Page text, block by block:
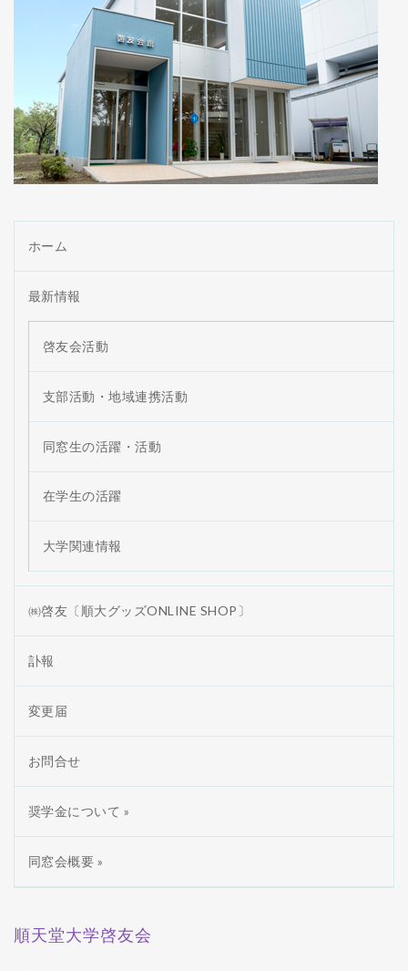
ホーム
最新情報
啓友会活動
支部活動・地域連携活動
同窓生の活躍・活動
在学生の活躍
大学関連情報
㈱啓友〔順大グッズONLINE SHOP〕
訃報
変更届
お問合せ
奨学金について »
同窓会概要 »
順天堂大学啓友会